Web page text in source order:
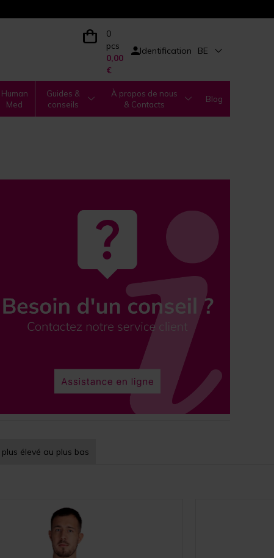
0
pcs
0,00
€
Identification BE
Human
Med
Guides &
conseils
À propos de nous
& Contacts
Blog
élevé au plus bas